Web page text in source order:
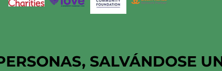
SALVÁNDOSE